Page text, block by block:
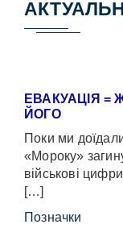
ЕВАКУАЦІЯ
ЙОГО
Поки ми
«Мороку»
військові
[…]
Позначки